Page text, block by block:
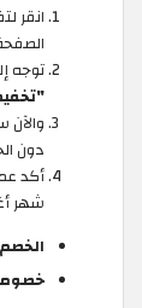
انقر
توجه
دون
أكد
شهر